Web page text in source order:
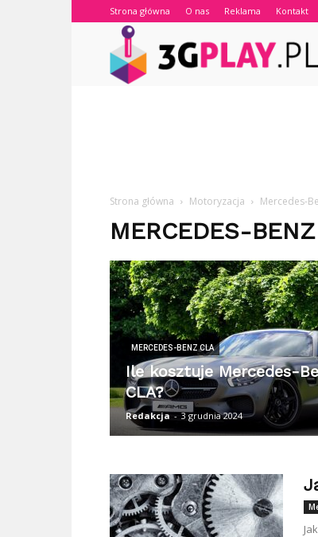
Strona główna O nas Reklama Kontakt
Strona główna Motoryzacja Mercedes-
MERCEDES-
MERCEDES-BENZ CLA
Ile kosztuje Mercedes-
CLA?
Redakcja - 3 grudnia 2024